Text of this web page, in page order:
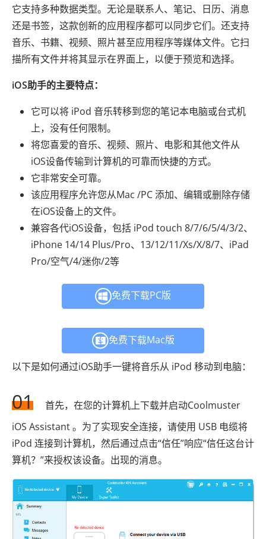
它支持多种数据类型。无论是联系人、笔记、日历、消息
还是书签，这款创新的应用程序都可以同步它们。还支持
音乐、书籍、视频、照片甚至应用程序等媒体文件。它扫
描所有文件并将其显示在界面上，以便于预览和选择。
iOS助手的主要特点：
它可以将 iPod 音乐转移到您的笔记本电脑或台式机
上，没有任何限制。
将您喜爱的音乐、视频、照片、电影和其他文件从
iOS设备传输到计算机的可靠而快捷的方式。
它非常安全可靠。
该应用程序允许您从Mac /PC 添加、编辑或删除存储
在iOS设备上的文件。
兼容各代iOS设备，包括 iPod touch 8/7/6/5/4/3/2、
iPhone 14/14 Plus/Pro、13/12/11/Xs/X/8/7、iPad
Pro/空气/4/迷你/2等
免费下载PC版
免费下载Mac版
以下是如何通过iOS助手一键将音乐从 iPod 移动到电脑：
01
首先，在您的计算机上下载并启动Coolmuster
iOS Assistant 。为了实现安全连接，请使用 USB 电缆将
iPod 连接到计算机，然后通过点击“信任”响应“信任这台计
算机？”来授权该设备。出现的消息。